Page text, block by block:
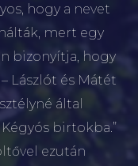
hogy a nevet
mert egy
bizonyítja, hogy
Lászlót és Mátét
által
birtokba.”
ezután